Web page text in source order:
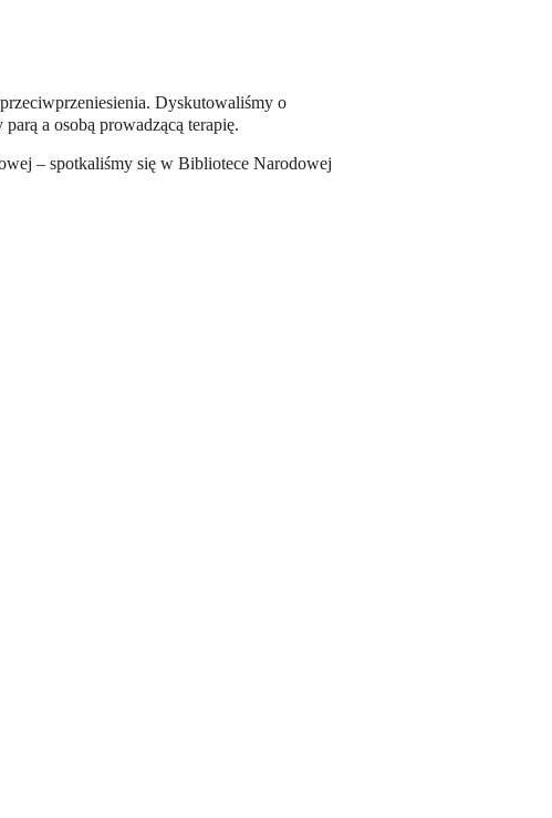
Dyskutowaliśmy o
a osobą prowadzącą terapię.
– spotkaliśmy się w Bibliotece Narodowej